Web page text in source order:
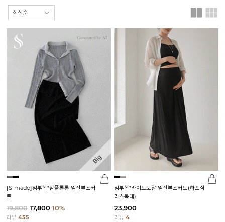
[S-made]임부복*심플롱롱 임산부스커
트
19,800 17,800 10%
리뷰 455
임부복*라이트모달 임산부스커트(하프심
리스복대)
23,900
리뷰 4